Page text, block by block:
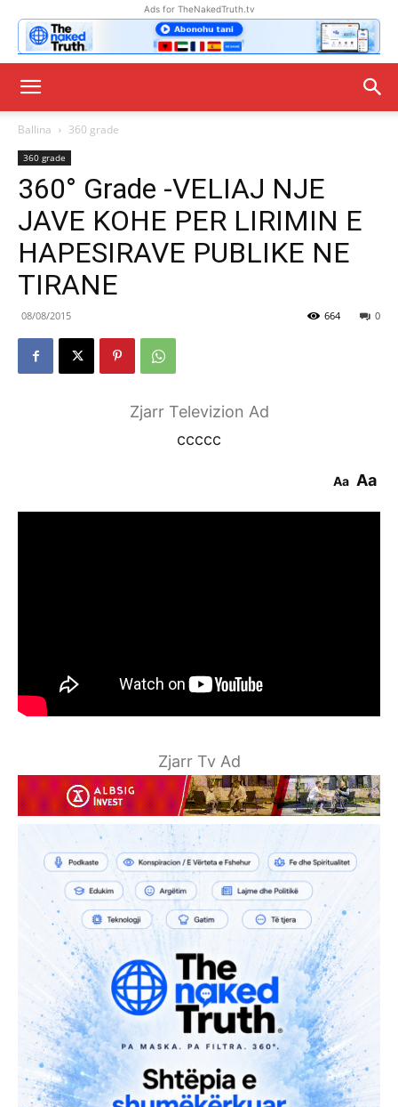
Ads for TheNakedTruth.tv
Ballina 360 grade
360 grade
360° Grade -VELIAJ NJE
JAVE KOHE PER LIRIMIN E
HAPESIRAVE PUBLIKE NE
TIRANE
08/08/2015 0
664
Zjarr Televizion Ad
ccccc
Aa Aa
Zjarr Tv Ad